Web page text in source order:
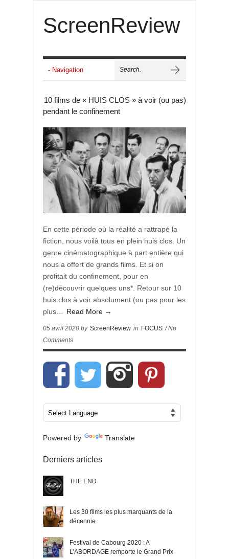
ScreenReview
10 films de « HUIS CLOS » à voir (ou pas)
pendant le confinement
En cette période où la réalité a rattrapé la
fiction, nous voilà tous en plein huis clos. Un
genre cinématographique à part entière qui
nous a offert de grands films. Et si on
profitait du confinement, pour en
(re)découvrir quelques uns*. Retour sur 10
huis clos à voir absolument (ou pas pour les
plus…
Read More →
05 avril 2020 by ScreenReview in FOCUS / No
Comments
Powered by Translate
Derniers articles
THE END
Les 30 films les plus marquants de la
décennie
Festival de Cabourg 2020 : A
L’ABORDAGE remporte le Grand Prix